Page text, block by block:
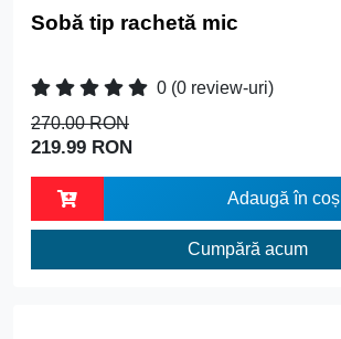
Sobă tip rachetă mic
0 (0 review-uri)
270.00 RON
219.99 RON
Adaugă în coș
Cumpără acum